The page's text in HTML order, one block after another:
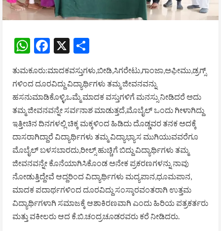
WhatsApp
Facebook
X
ತುಮಕೂರು:ಮಾದಕವಸ್ತುಗಳು,ಬೀಡಿ,ಸಿಗರೇಟು,ಗಾಂಜಾ,ಅಫೀಮು,ಡ್ರಗ್ಸ್
ಗಳಿಂದ ದೂರವಿದ್ದು ವಿದ್ಯಾರ್ಥಿಗಳು ತಮ್ಮ ಜೀವನವನ್ನು
ಹಸನುಮಾಡಿಕೊಳ್ಳಿ,ಒಮ್ಮೆ ಮಾದಕ ವಸ್ತುಗಳಿಗೆ ಮನಸ್ಸು ನೀಡಿದರೆ ಅದು
ತಮ್ಮ ಜೀವನವನ್ನೇ ಸರ್ವನಾಶ ಮಾಡುತ್ತದೆ,ಮೊಬೈಲ್ ಒಂದು ಗೀಳಾಗಿದ್ದು
ಇತ್ತೀಚಿನ ದಿನಗಳಲ್ಲಿ ಚಿಕ್ಕ ಮಕ್ಕಳಿಂದ ಹಿಡಿದು ದೊಡ್ಡವರ ತನಕ ಅದಕ್ಕೆ
ದಾಸರಾಗಿದ್ದಾರೆ ವಿದ್ಯಾರ್ಥಿಗಳು ತಮ್ಮ ವಿದ್ಯಾಭ್ಯಾಸ ಮುಗಿಯುವವರೆಗೂ
ಮೊಬೈಲ್ ಬಳಸಬಾರದು,ರೀಲ್ಸ್ ಹುಚ್ಚಿಗೆ ಬಿದ್ದು ವಿದ್ಯಾರ್ಥಿಗಳು ತಮ್ಮ
ಜೀವನವನ್ನೇ ಕೊನೆಯಾಗಿಸಿಕೊಂಡ ಅನೇಕ ಪ್ರಕರಣಗಳನ್ನು ನಾವು
ನೋಡುತ್ತಿದ್ದೇವೆ ಆದ್ದರಿಂದ ವಿದ್ಯಾರ್ಥಿಗಳು ಮದ್ಯಪಾನ,ಧೂಮಪಾನ,
ಮಾದಕ ಪದಾರ್ಥಗಳಿಂದ ದೂರವಿದ್ದು ಸಂಸ್ಕಾರವಂತರಾಗಿ ಉತ್ತಮ
ವಿದ್ಯಾರ್ಥಿಗಳಾಗಿ ಸಮಾಜಕ್ಕೆ ಆಶಾಕಿರಣವಾಗಿ ಎಂದು ಹಿರಿಯ ಪತ್ರಕರ್ತರು
ಮತ್ತು ವಕೀಲರು ಆದ ಕೆ.ಬಿ.ಚಂದ್ರಚೂಡರವರು ಕರೆ ನೀಡಿದರು.